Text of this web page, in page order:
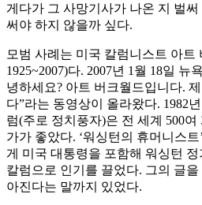
게다가 그 사망기사가 나온 지 벌
써야 하지 않을까 싶다.
모범 사례는 미국 칼럼니스트 아트
1925~2007)다. 2007년 1월 18일 뉴
녕하세요? 아트 버크월드입니다.
다”라는 동영상이 올라왔다. 1982
럼(주로 정치풍자)은 전 세계 500
가가 좋았다. ‘워싱턴의 휴머니스
게 미국 대통령을 포함해 워싱턴
칼럼으로 인기를 끌었다. 그의 글
아진다는 말까지 있었다.